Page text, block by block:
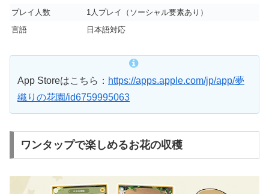
プレイ人数
1人プレイ（ソーシャル要素あり）
言語
日本語対応
App Storeはこちら： https://apps.apple.com/jp/app/夢
織りの花園/id6759995063
ワンタップで楽しめるお花の収穫